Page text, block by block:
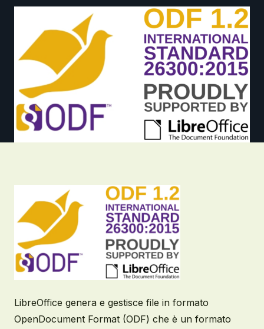
LibreOffice genera e gestisce file in formato
OpenDocument Format (ODF) che è un formato